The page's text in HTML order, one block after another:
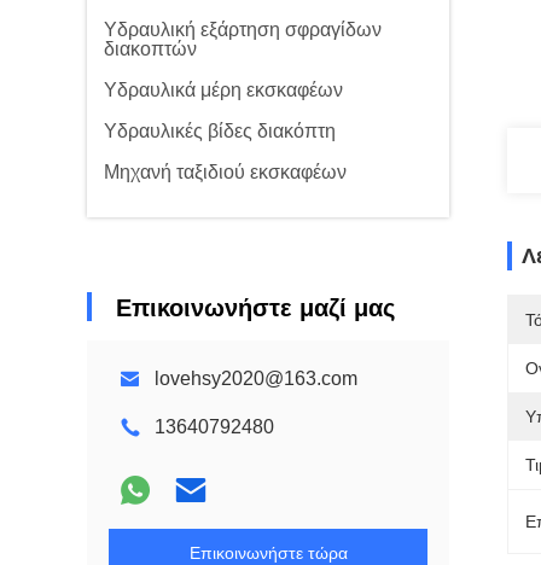
Υδραυλική εξάρτηση σφραγίδων
διακοπτών
Υδραυλικά μέρη εκσκαφέων
Υδραυλικές βίδες διακόπτη
Μηχανή ταξιδιού εκσκαφέων
Επικοινωνήστε μαζί μας
lovehsy2020@163.com
13640792480
Επικοινωνήστε τώρα